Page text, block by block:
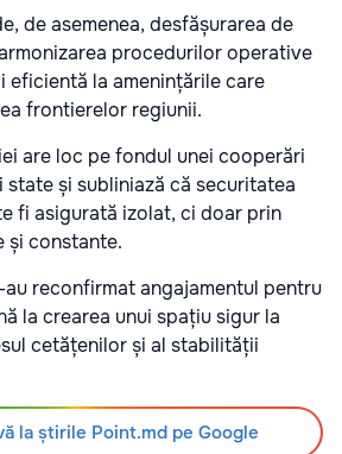
de asemenea, desfășurarea de
procedurilor operative
eficientă la amenințările care
frontierelor regiunii.
are loc pe fondul unei cooperări
și subliniază că securitatea
fi asigurată izolat, ci doar prin
constante.
reconfirmat angajamentul pentru
la crearea unui spațiu sigur la
cetățenilor și al stabilității
la știrile Point.md pe Google